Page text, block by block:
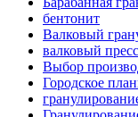
бентонит
Валковый
валковый
Выбор
Городское